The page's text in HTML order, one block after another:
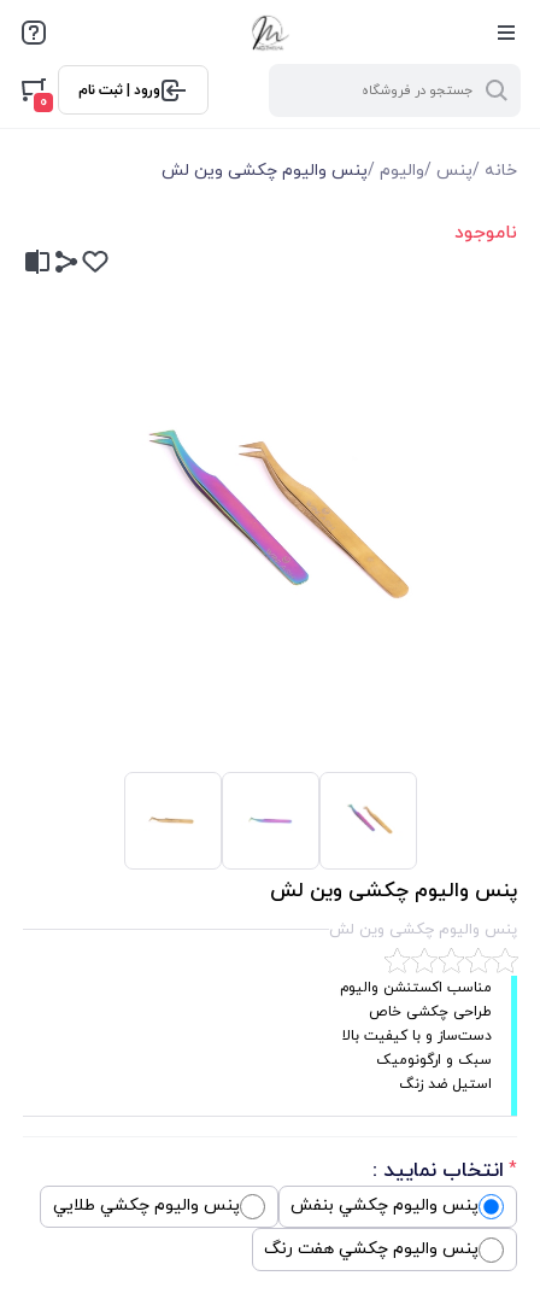
ورود | ثبت نام
0
خانه /پنس /والیوم /پنس والیوم چکشی وین لش
ناموجود
پنس والیوم چکشی وین لش
پنس والیوم چکشی وین لش
مناسب اکستنشن والیوم
طراحی چکشی خاص
دست‌ساز و با کیفیت بالا
سبک و ارگونومیک
استیل ضد زنگ
* انتخاب نمایید :
پنس واليوم چكشي بنفش
پنس واليوم چكشي طلايي
پنس واليوم چكشي هفت رنگ